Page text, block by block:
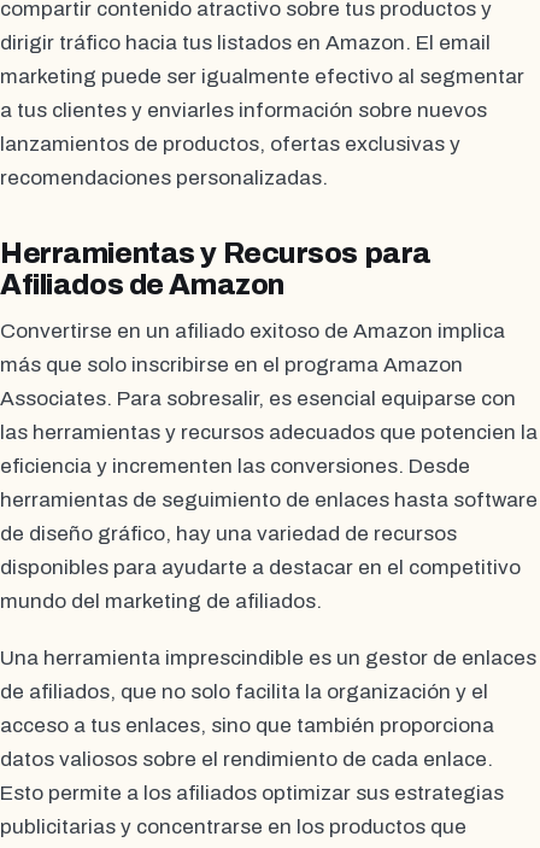
compartir contenido atractivo sobre tus productos y
dirigir tráfico hacia tus listados en Amazon. El email
marketing puede ser igualmente efectivo al segmentar
a tus clientes y enviarles información sobre nuevos
lanzamientos de productos, ofertas exclusivas y
recomendaciones personalizadas.
Herramientas y Recursos para
Afiliados de Amazon
Convertirse en un afiliado exitoso de Amazon implica
más que solo inscribirse en el programa Amazon
Associates. Para sobresalir, es esencial equiparse con
las herramientas y recursos adecuados que potencien la
eficiencia y incrementen las conversiones. Desde
herramientas de seguimiento de enlaces hasta software
de diseño gráfico, hay una variedad de recursos
disponibles para ayudarte a destacar en el competitivo
mundo del marketing de afiliados.
Una herramienta imprescindible es un gestor de enlaces
de afiliados, que no solo facilita la organización y el
acceso a tus enlaces, sino que también proporciona
datos valiosos sobre el rendimiento de cada enlace.
Esto permite a los afiliados optimizar sus estrategias
publicitarias y concentrarse en los productos que